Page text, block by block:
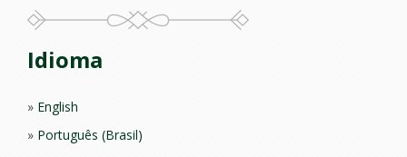
Idioma
English
Português (Brasil)